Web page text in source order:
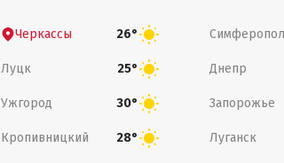
Черкассы 26°
Луцк 25° Днепр
Ужгород 30° Запорожье
Кропивницкий 28° Луганск